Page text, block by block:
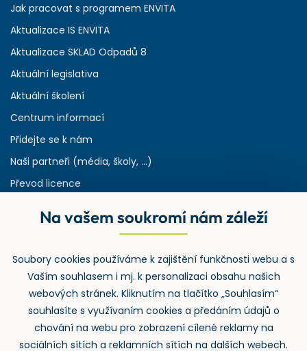
Jak pracovat s programem ENVITA
Aktualizace IS ENVITA
Aktualizace SKLAD Odpadů 8
Aktuální legislativa
Aktuální školení
Centrum informací
Přidejte se k nám
Naši partneři (média, školy, ...)
Převod licence
Rejstřík používaných zkratek v odpadech
Zpětný odběr
Na vašem soukromí nám záleží
Soubory cookies používáme k zajištění funkčnosti webu a s
Vaším souhlasem i mj. k personalizaci obsahu našich
webových stránek. Kliknutím na tlačítko „Souhlasím“
souhlasíte s využívaním cookies a předáním údajů o
chování na webu pro zobrazení cílené reklamy na
sociálních sítích a reklamních sítích na dalších webech.